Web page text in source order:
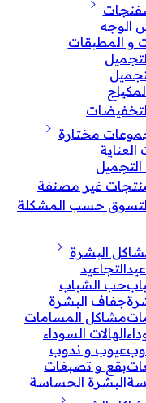
الوجه
و المطبقات
مختارة
غير مصنفة
حسب المشكلة
البشرة
التجاعيد
حب الشباب
جفاف البشرة
مشاكل المسامات
الهالات السوداء
عيوب و ندوب
بقع و تصبغات
البشرة الحساسة